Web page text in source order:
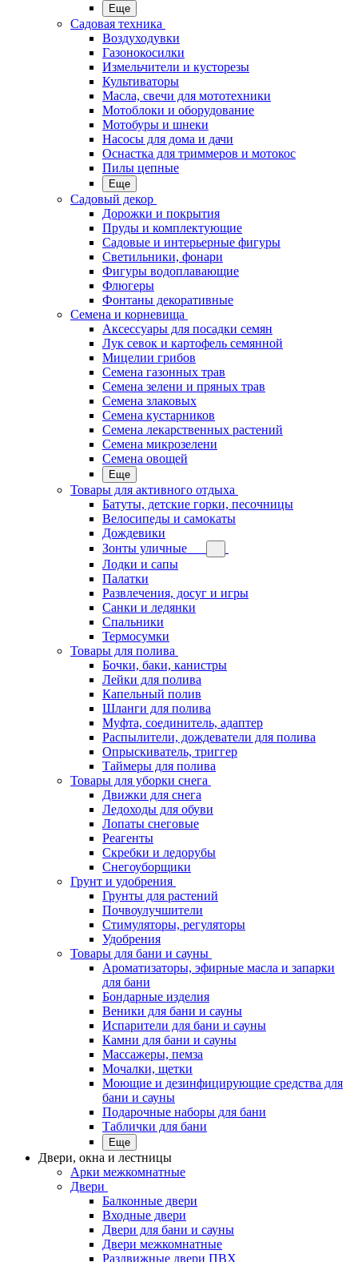
Еще
Садовая техника
Воздуходувки
Газонокосилки
Измельчители и кусторезы
Культиваторы
Масла, свечи для мототехники
Мотоблоки и оборудование
Мотобуры и шнеки
Насосы для дома и дачи
Оснастка для триммеров и мотокос
Пилы цепные
Еще
Садовый декор
Дорожки и покрытия
Пруды и комплектующие
Садовые и интерьерные фигуры
Светильники, фонари
Фигуры водоплавающие
Флюгеры
Фонтаны декоративные
Семена и корневища
Аксессуары для посадки семян
Лук севок и картофель семянной
Мицелии грибов
Семена газонных трав
Семена зелени и пряных трав
Семена злаковых
Семена кустарников
Семена лекарственных растений
Семена микрозелени
Семена овощей
Еще
Товары для активного отдыха
Батуты, детские горки, песочницы
Велосипеды и самокаты
Дождевики
Зонты уличные
Лодки и сапы
Палатки
Развлечения, досуг и игры
Санки и ледянки
Спальники
Термосумки
Товары для полива
Бочки, баки, канистры
Лейки для полива
Капельный полив
Шланги для полива
Муфта, соединитель, адаптер
Распылители, дождеватели для полива
Опрыскиватель, триггер
Таймеры для полива
Товары для уборки снега
Движки для снега
Ледоходы для обуви
Лопаты снеговые
Реагенты
Скребки и ледорубы
Снегоуборщики
Грунт и удобрения
Грунты для растений
Почвоулучшители
Стимуляторы, регуляторы
Удобрения
Товары для бани и сауны
Ароматизаторы, эфирные масла и запарки
для бани
Бондарные изделия
Веники для бани и сауны
Испарители для бани и сауны
Камни для бани и сауны
Массажеры, пемза
Мочалки, щетки
Моющие и дезинфицирующие средства для
бани и сауны
Подарочные наборы для бани
Таблички для бани
Еще
Двери, окна и лестницы
Арки межкомнатные
Двери
Балконные двери
Входные двери
Двери для бани и сауны
Двери межкомнатные
Раздвижные двери ПВХ